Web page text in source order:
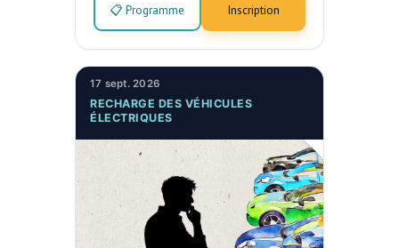
📋 Programme Inscription
17 sept. 2026
RECHARGE DES VÉHICULES
ÉLECTRIQUES